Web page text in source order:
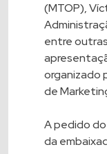
(MTOP),
entre
organizado
de
A pedido
da